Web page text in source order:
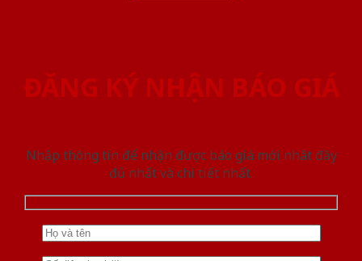
ĐĂNG KÝ NHẬN BÁO GIÁ
Nhập thông tin để nhận được báo giá mới nhât đầy
đủ nhất và chi tiết nhất.